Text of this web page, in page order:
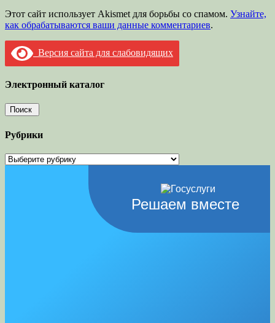
Этот сайт использует Akismet для борьбы со спамом. Узнайте,
как обрабатываются ваши данные комментариев.
Версия сайта для слабовидящих
Электронный каталог
Рубрики
Рубрики
Решаем вместе